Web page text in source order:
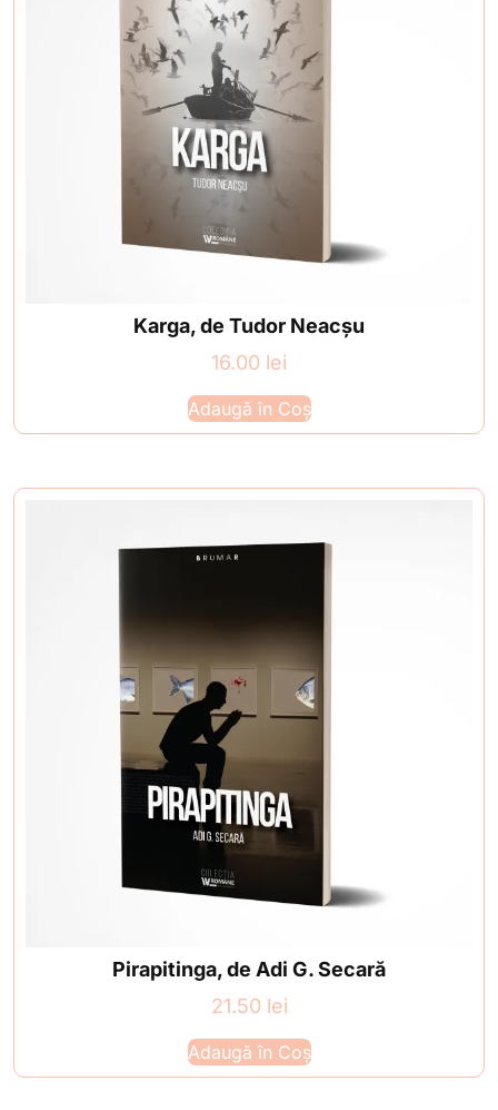
Karga, de Tudor Neacșu
16.00 lei
Adaugă în Coș
Pirapitinga, de Adi G. Secară
21.50 lei
Adaugă în Coș